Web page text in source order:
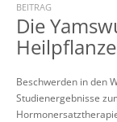
BEITRAG
Die
Beschwerden in den
Studienergebnisse